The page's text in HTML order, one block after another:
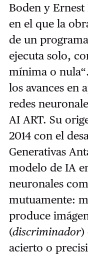
Boden y
en el que la
de un
ejecuta solo,
mínima o
los avances en
redes
AI ART. Su
2014 con el
Generativas
modelo de IA
neuronales
mutuamente:
produce
(discriminador)
acierto o